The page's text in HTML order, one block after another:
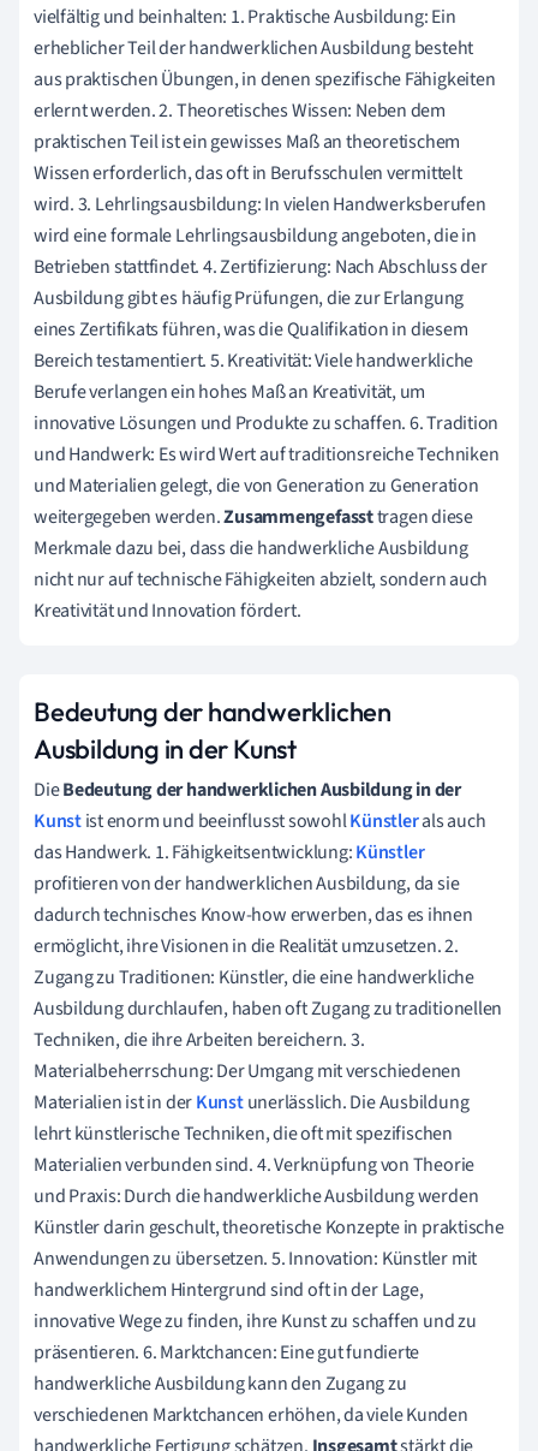
vielfältig und beinhalten: 1. Praktische Ausbildung: Ein
erheblicher Teil der handwerklichen Ausbildung besteht
aus praktischen Übungen, in denen spezifische Fähigkeiten
erlernt werden. 2. Theoretisches Wissen: Neben dem
praktischen Teil ist ein gewisses Maß an theoretischem
Wissen erforderlich, das oft in Berufsschulen vermittelt
wird. 3. Lehrlingsausbildung: In vielen Handwerksberufen
wird eine formale Lehrlingsausbildung angeboten, die in
Betrieben stattfindet. 4. Zertifizierung: Nach Abschluss der
Ausbildung gibt es häufig Prüfungen, die zur Erlangung
eines Zertifikats führen, was die Qualifikation in diesem
Bereich testamentiert. 5. Kreativität: Viele handwerkliche
Berufe verlangen ein hohes Maß an Kreativität, um
innovative Lösungen und Produkte zu schaffen. 6. Tradition
und Handwerk: Es wird Wert auf traditionsreiche Techniken
und Materialien gelegt, die von Generation zu Generation
weitergegeben werden.Zusammengefassttragen diese
Merkmale dazu bei, dass die handwerkliche Ausbildung
nicht nur auf technische Fähigkeiten abzielt, sondern auch
Kreativität und Innovation fördert.
Bedeutung der handwerklichen
Ausbildung in der Kunst
DieBedeutung der handwerklichen Ausbildung in der
Kunstist enorm und beeinflusst sowohlKünstlerals auch
das Handwerk. 1. Fähigkeitsentwicklung:Künstler
profitieren von der handwerklichen Ausbildung, da sie
dadurch technisches Know-how erwerben, das es ihnen
ermöglicht, ihre Visionen in die Realität umzusetzen. 2.
Zugang zu Traditionen: Künstler, die eine handwerkliche
Ausbildung durchlaufen, haben oft Zugang zu traditionellen
Techniken, die ihre Arbeiten bereichern. 3.
Materialbeherrschung: Der Umgang mit verschiedenen
Materialien ist in derKunstunerlässlich. Die Ausbildung
lehrt künstlerische Techniken, die oft mit spezifischen
Materialien verbunden sind. 4. Verknüpfung von Theorie
und Praxis: Durch die handwerkliche Ausbildung werden
Künstler darin geschult, theoretische Konzepte in praktische
Anwendungen zu übersetzen. 5. Innovation: Künstler mit
handwerklichem Hintergrund sind oft in der Lage,
innovative Wege zu finden, ihre Kunst zu schaffen und zu
präsentieren. 6. Marktchancen: Eine gut fundierte
handwerkliche Ausbildung kann den Zugang zu
verschiedenen Marktchancen erhöhen, da viele Kunden
handwerkliche Fertigung schätzen. Insgesamtstärkt die